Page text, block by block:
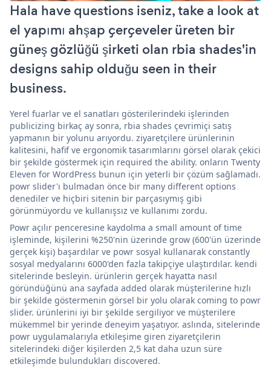
Hala have questions iseniz, take a look at
el yapımı ahşap çerçeveler üreten bir
güneş gözlüğü şirketi olan rbia shades'in
designs sahip olduğu seen in their
business.
Yerel fuarlar ve el sanatları gösterilerindeki işlerinden
publicizing birkaç ay sonra, rbia shades çevrimiçi satış
yapmanın bir yolunu arıyordu. ziyaretçilere ürünlerinin
kalitesini, hafif ve ergonomik tasarımlarını görsel olarak çekici
bir şekilde göstermek için required the ability. onların Twenty
Eleven for WordPress bunun için yeterli bir çözüm sağlamadı.
powr slider'ı bulmadan önce bir many different options
denediler ve hiçbiri sitenin bir parçasıymış gibi
görünmüyordu ve kullanışsız ve kullanımı zordu.
Powr açılır penceresine kaydolma a small amount of time
işleminde, kişilerini %250'nin üzerinde grow (600'ün üzerinde
gerçek kişi) başardılar ve powr sosyal kullanarak constantly
sosyal medyalarını 6000'den fazla takipçiye ulaştırdılar. kendi
sitelerinde besleyin. ürünlerin gerçek hayatta nasıl
göründüğünü ana sayfada added olarak müşterilerine hızlı
bir şekilde göstermenin görsel bir yolu olarak coming to powr
slider. ürünlerini iyi bir şekilde sergiliyor ve müşterilere
mükemmel bir yerinde deneyim yaşatıyor. aslında, sitelerinde
powr uygulamalarıyla etkileşime giren ziyaretçilerin
sitelerindeki diğer kişilerden 2,5 kat daha uzun süre
etkileşimde bulundukları discovered.